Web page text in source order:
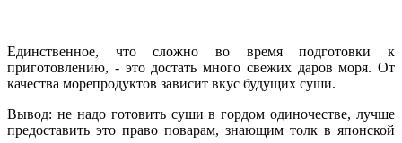
Единственное, что сложно во время подготовки к
приготовлению, - это достать много свежих даров моря. От
качества морепродуктов зависит вкус будущих суши.
Вывод: не надо готовить суши в гордом одиночестве, лучше
предоставить это право поварам, знающим толк в японской